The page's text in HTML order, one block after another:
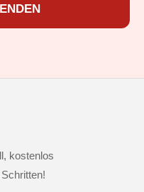
kostenlos